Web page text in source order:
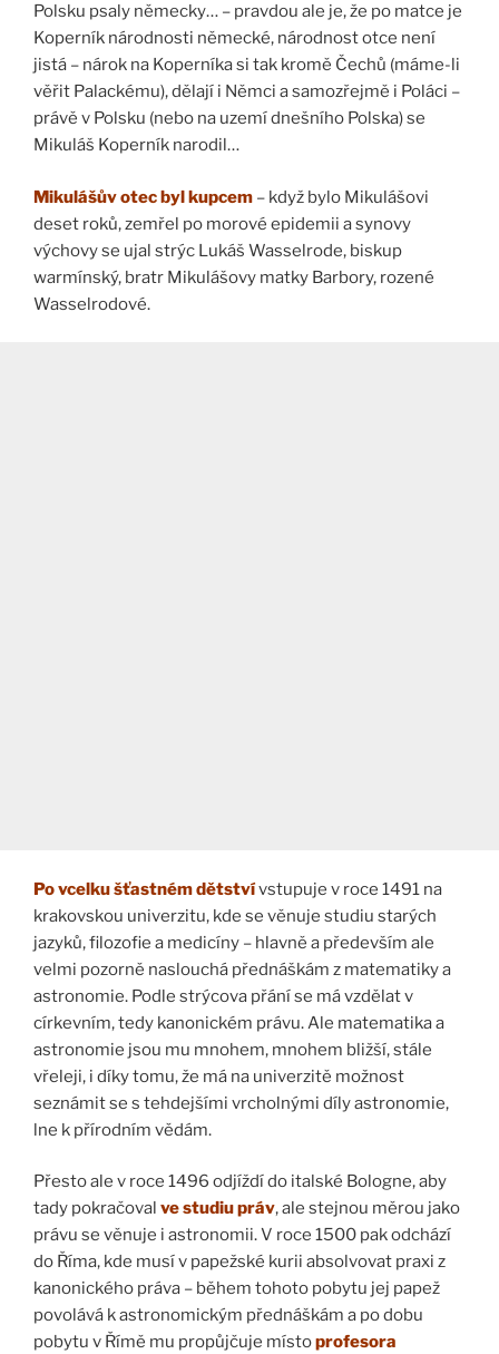
Polsku psaly německy… – pravdou ale je, že po matce je
Koperník národnosti německé, národnost otce není
jistá – nárok na Koperníka si tak kromě Čechů (máme-li
věřit Palackému), dělají i Němci a samozřejmě i Poláci –
právě v Polsku (nebo na uzemí dnešního Polska) se
Mikuláš Koperník narodil…
Mikulášův otec byl kupcem – když bylo Mikulášovi
deset roků, zemřel po morové epidemii a synovy
výchovy se ujal strýc Lukáš Wasselrode, biskup
warmínský, bratr Mikulášovy matky Barbory, rozené
Wasselrodové.
Po vcelku šťastném dětstvívstupuje v roce 1491 na
krakovskou univerzitu, kde se věnuje studiu starých
jazyků, filozofie a medicíny – hlavně a především ale
velmi pozorně naslouchá přednáškám z matematiky a
astronomie. Podle strýcova přání se má vzdělat v
církevním, tedy kanonickém právu. Ale matematika a
astronomie jsou mu mnohem, mnohem bližší, stále
vřeleji, i díky tomu, že má na univerzitě možnost
seznámit se s tehdejšími vrcholnými díly astronomie,
lne k přírodním vědám.
Přesto ale v roce 1496 odjíždí do italské Bologne, aby
tady pokračoval ve studiu práv, ale stejnou měrou jako
právu se věnuje i astronomii. V roce 1500 pak odchází
do Říma, kde musí v papežské kurii absolvovat praxi z
kanonického práva – během tohoto pobytu jej papež
povolává k astronomickým přednáškám a po dobu
pobytu v Římě mu propůjčuje místoprofesora